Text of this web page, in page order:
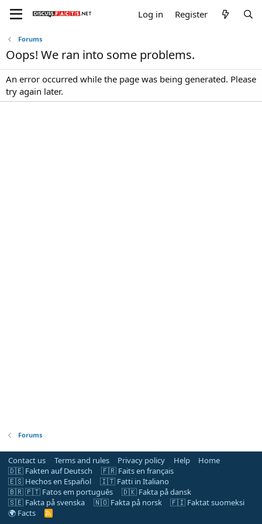
Log in Register
Forums
Oops! We ran into some problems.
An error occurred while the page was being generated. Please
try again later.
Forums
Contact us Terms and rules Privacy policy Help
Home
🇩🇪 Fakten auf Deutsch
🇫🇷 Faits en français
🇪🇸 Hechos en Español
🇮🇹 Fatti in Italiano
🇧🇷 🇵🇹 Fatos em português
🇩🇰 Fakta på dansk
🇸🇪 Fakta på svenska
🇳🇴 Fakta på norsk
🇫🇮 Faktat suomeksi
🌍 Facts
R